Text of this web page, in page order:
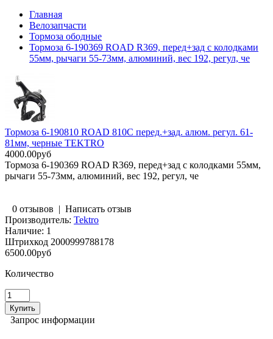
Главная
Велозапчасти
Тормоза ободные
Тормоза 6-190369 ROAD R369, перед+зад с колодками
55мм, рычаги 55-73мм, алюминий, вес 192, регул, че
Тормоза 6-190810 ROAD 810C перед.+зад. алюм. регул. 61-
81мм, черные TEKTRO
4000.00руб
Тормоза 6-190369 ROAD R369, перед+зад с колодками 55мм,
рычаги 55-73мм, алюминий, вес 192, регул, че
0 отзывов | Написать отзыв
Производитель: Tektro
Наличие: 1
Штрихкод 2000999788178
6500.00руб
Количество
Запрос информации